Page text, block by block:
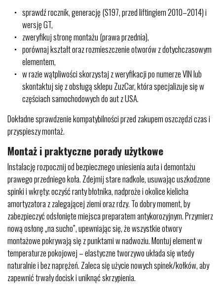
sprawdź rocznik, generację (S197, przed liftingiem 2010–2014) i
wersję GT,
zweryfikuj stronę montażu (prawa przednia),
porównaj kształt oraz rozmieszczenie otworów z dotychczasowym
elementem,
w razie wątpliwości skorzystaj z weryfikacji po numerze VIN lub
skontaktuj się z obsługą sklepu ZuzCar, która specjalizuje się w
częściach samochodowych do aut z USA.
Dokładne sprawdzenie kompatybilności przed zakupem oszczędzi czas i
przyspieszy montaż.
Montaż i praktyczne porady użytkowe
Instalację rozpocznij od bezpiecznego uniesienia auta i demontażu
prawego przedniego koła. Zdejmij stare nadkole, usuwając uszkodzone
spinki i wkręty; oczyść ranty błotnika, nadproże i okolice kielicha
amortyzatora z zalegającej ziemi oraz rdzy. To dobry moment, by
zabezpieczyć odsłonięte miejsca preparatem antykorozyjnym. Przymierz
nową osłonę „na sucho”, upewniając się, że wszystkie otwory
montażowe pokrywają się z punktami w nadwoziu. Montuj element w
temperaturze pokojowej – elastyczne tworzywo układa się wtedy
naturalnie i bez naprężeń. Zaleca się użycie nowych spinek/kołków, aby
zapewnić trwały docisk i uniknąć skrzypienia.